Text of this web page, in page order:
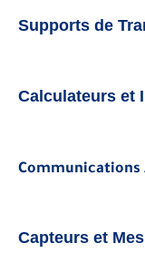
Supports de
Calculateurs et
Communications
Capteurs et